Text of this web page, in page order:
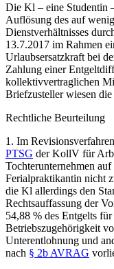
Die Kl – eine Studentin
Auflösung des auf
Dienstverhältnisses
13.7.2017 im Rahmen
Urlaubsersatzkraft bei
Zahlung einer
kollektivvertraglichen
Briefzusteller wiesen
Rechtliche Beurteilung
1. Im
PTSG der KollV für
Tochterunternehmen
Ferialpraktikantin nicht
die Kl allerdings den
Rechtsauffassung der
54,88 % des Entgelts
Betriebszugehörigkeit
Unterentlohnung und
nach § 2b AVRAG